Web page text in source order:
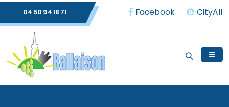
04 50 94 18 71 Facebook CityAll